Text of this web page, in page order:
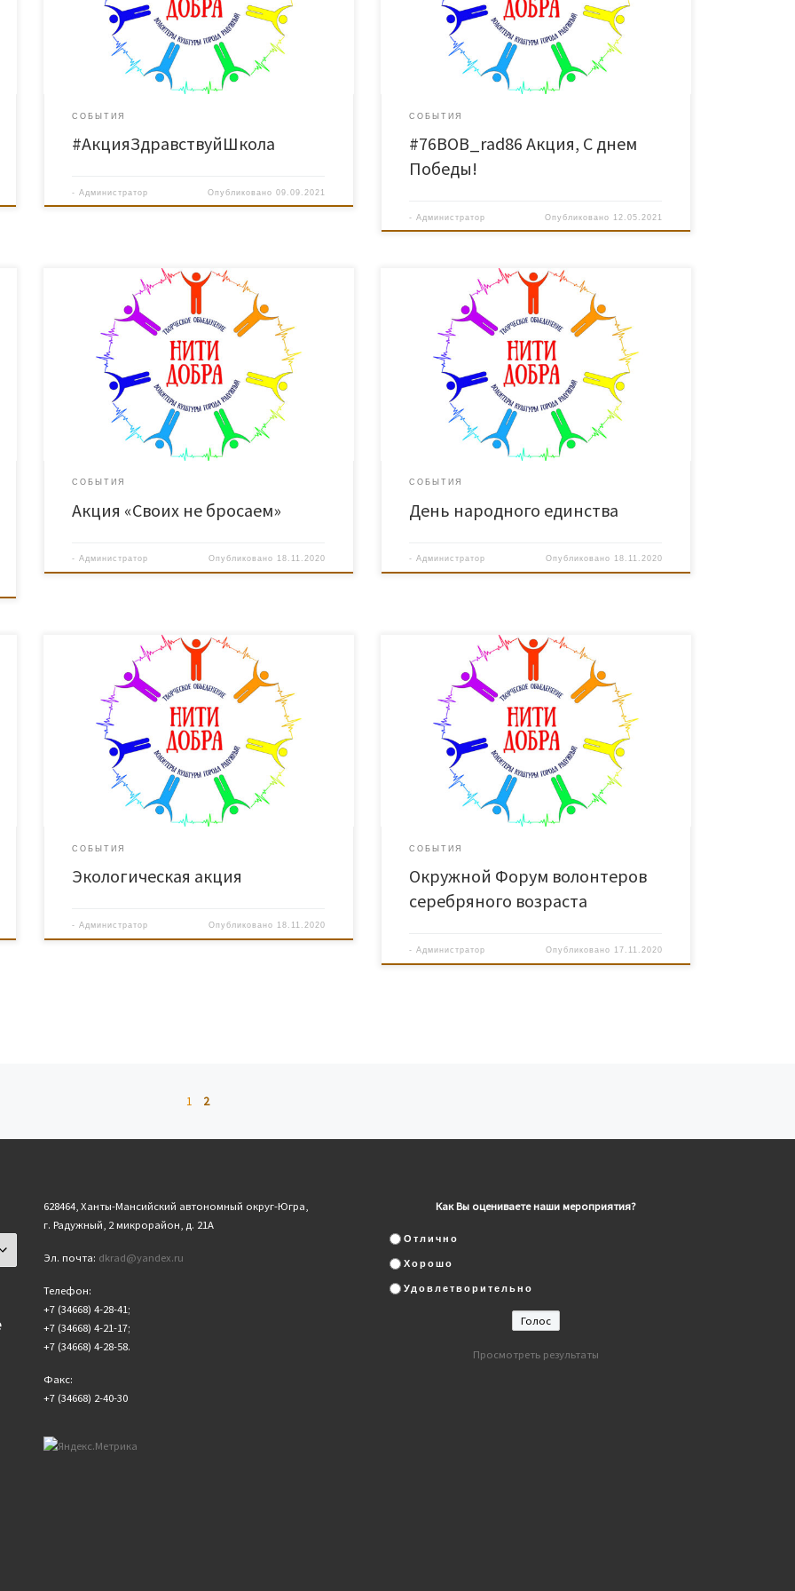
возраста проводили конкурсы, викторины, вручали
детям символические «Пятерки» и воздушные шары.
Гостем акции стало лучистое солнышко, с которым
можно было повеселиться и сделать […]
СОБЫТИЯ
#АкцияЗдравствуйШкола
-Администратор Опубликовано 09.09.2021
исполнил песни военных лет под баян. Руководитель
и участники клуба «Затейники» прочли стихи о
героях войны и на прощание вручили георгиевские
ленты как символ Победы.
СОБЫТИЯ
#76ВОВ_rad86 Акция, С днем
Победы!
-Администратор Опубликовано 12.05.2021
12 ноября 2020 года Творческое сообщество
волонтеров культуры города Радужный «Нити добра»
провело акцию «Своих не бросаем». Волонтеры
посетили пожилых одиноких людей и инвалидов –
участников клубных формирований АУК «ДК
«Нефтяник», которые в данный момент находятся на
самоизоляции. Добровольцы культуры привезли им
медицинские маски, поддержали их морально и […]
СОБЫТИЯ
Акция «Своих не бросаем»
-Администратор Опубликовано 18.11.2020
3 ноября В преддверии праздника – Дня народного
единства волонтеры культуры отправились
поздравить с наступающим праздником людей,
находящихся на самоизоляции (людей старшего
поколения и инвалидов) и вручили им рисунки
учащихся Детской школы искусств города Радужный,
посвященные Дню народного единства, и сувениры.
СОБЫТИЯ
День народного единства
-Администратор Опубликовано 18.11.2020
14 октября Волонтеры серебряного возраста по
собственной инициативе отправились на уборку
мусора на набережной реки Аган. Пусть немного, но
город наш стал чище… Волонтеры решили, что
подобные акции станут регулярными.
СОБЫТИЯ
Экологическая акция
-Администратор Опубликовано 18.11.2020
9 октября Волонтеры культуры приняли участие в
Окружном Форуме волонтеров серебряного
возраста. Волонтеры культуры помогали пожилым
людям зарегистрироваться, пройти тестирование и
непосредственно принять участие в онлайн-форуме.
В режиме он-лайн волонтеров серебряного возраста
приветствовала губернатор ХМАО-Югры Наталья
Владимировна Комарова. Многие из участников
Форума получили из рук волонтеров заслуженные
СОБЫТИЯ
Окружной Форум волонтеров
серебряного возраста
-Администратор Опубликовано 17.11.2020
1 2
628464, Ханты-Мансийский автономный округ-Югра,
г. Радужный, 2 микрорайон, д. 21А
Эл. почта: dkrad@yandex.ru
Телефон:
+7 (34668) 4-28-41;
+7 (34668) 4-21-17;
+7 (34668) 4-28-58.
Факс:
+7 (34668) 2-40-30
Как Вы оцениваете наши мероприятия?
Отлично
Хорошо
Удовлетворительно
Просмотреть результаты